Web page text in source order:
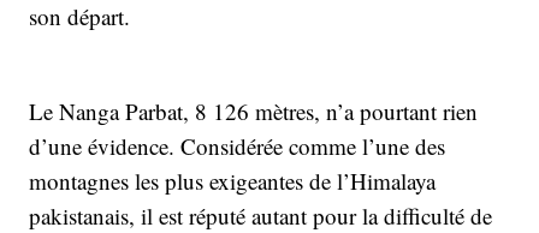
son départ.
Le Nanga Parbat, 8 126 mètres, n’a pourtant rien
d’une évidence. Considérée comme l’une des
montagnes les plus exigeantes de l’Himalaya
pakistanais, il est réputé autant pour la difficulté de